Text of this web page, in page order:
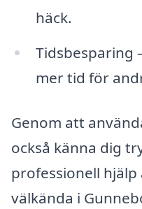
häck.
Tidsbesparing
mer tid för
Genom att
också känna dig
professionell
välkända i